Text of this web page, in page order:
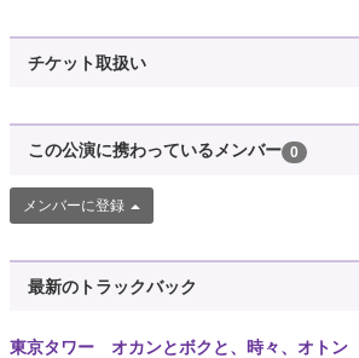
チケット取扱い
この公演に携わっているメンバー 0
メンバーに登録
最新のトラックバック
東京タワー オカンとボクと、時々、オトン